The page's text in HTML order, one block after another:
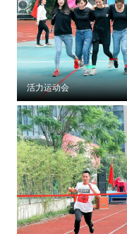
活力运动会